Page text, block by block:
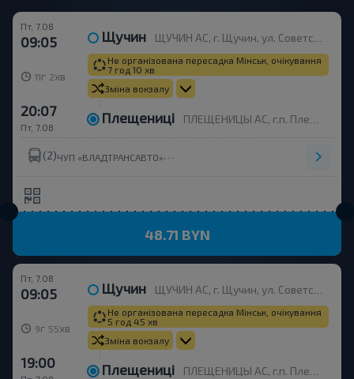
Пт, 7.08
09:05 Щучин ЩУЧИН АС, г. Щучин, ул. Советская, 39
11г 2 хв
Не організована пересадка Мінськ, очікування
7 год 10 хв
Зміна вокзалу
Пт, 7.08
20:07 Плещениці ПЛЕЩЕНИЦЫ АС, г.п. Плещеницы, ул. Октябрьская, 2А
(2)ЧУП «ВЛАДТРАНСАВТО»
48.71 BYN
Пт, 7.08
09:05 Щучин ЩУЧИН АС, г. Щучин, ул. Советская, 39
9г 55 хв
Не організована пересадка Мінськ, очікування
5 год 45 хв
Зміна вокзалу
19:00 Плещениці ПЛЕЩЕНИЦЫ АС, г.п. Плещеницы, ул. Октябрьская, 2А